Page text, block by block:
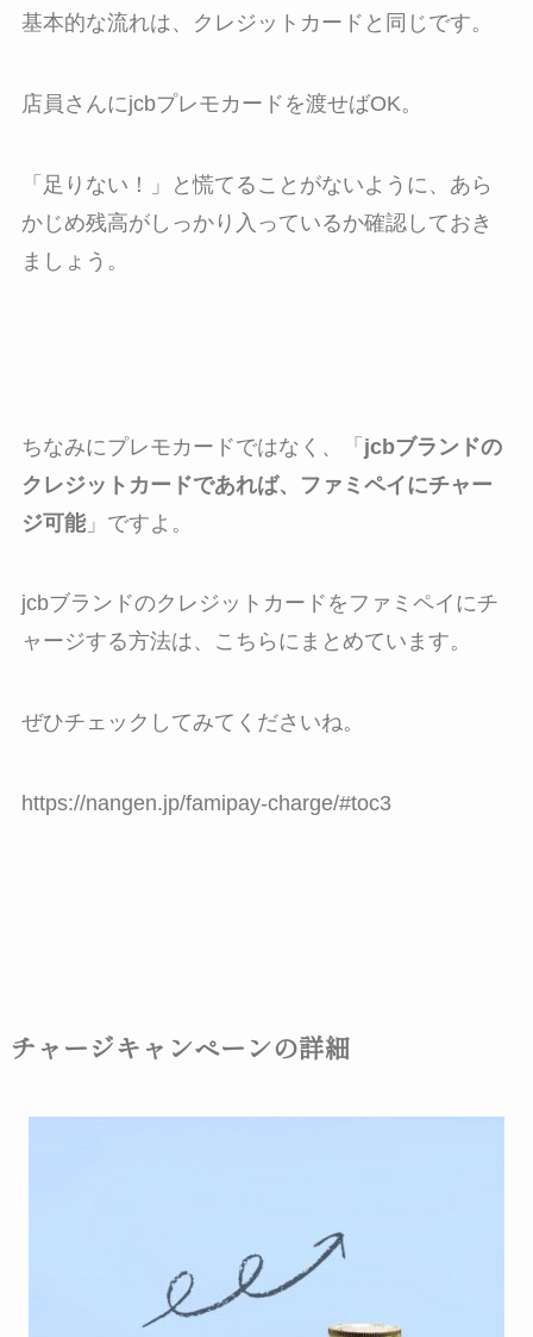
基本的な流れは、クレジットカードと同じです。
店員さんにjcbプレモカードを渡せばOK。
「足りない！」と慌てることがないように、あら
かじめ残高がしっかり入っているか確認しておき
ましょう。
ちなみにプレモカードではなく、「 jcbブランドの
クレジットカードであれば、ファミペイにチャー
ジ可能」ですよ。
jcbブランドのクレジットカードをファミペイにチ
ャージする方法は、こちらにまとめています。
ぜひチェックしてみてくださいね。
https://nangen.jp/famipay-charge/#toc3
チャージキャンペーンの詳細